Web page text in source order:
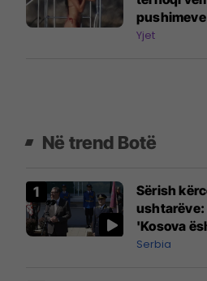
tregoi
Yjet
Në trend Botë
Sërish
ushtarëve:
'Kosova
Serbia